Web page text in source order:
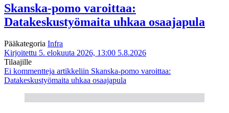
Skanska-pomo varoittaa:
Datakeskustyömaita uhkaa osaajapula
Pääkategoria Infra
Kirjoitettu 5. elokuuta 2026, 13:00 5.8.2026
Tilaajille
Ei kommentteja artikkeliin Skanska-pomo varoittaa:
Datakeskustyömaita uhkaa osaajapula